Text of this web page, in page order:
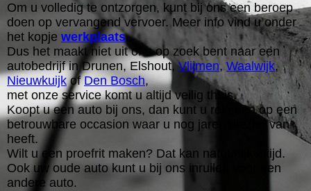
Om u volledig te ontzorgen, kunt bij ons een beroep
doen op vervangend vervoer. Meer info vind u onder
het kopje werkplaats.
Dus het maakt niet uit of u op zoek bent naar een
autobedrijf in Drunen, Elshout,Vlijmen, Waalwijk,
NieuwkuijkofDen Bosch,
met onze service komt u altijd veilig thuis.
Koopt u een auto bij ons, dan kunt u rekenen op een
betrouwbare occasion waar u nog jaren plezier van
heeft.
Wilt u een proefrit maken? Dat kan natuurlijk altijd.
Ook uw oude auto kunt u bij ons inruilen voor een
andere auto.